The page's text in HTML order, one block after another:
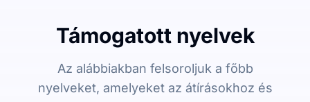
Támogatott nyelvek
Az alábbiakban felsoroljuk a főbb
nyelveket, amelyeket az átírásokhoz és